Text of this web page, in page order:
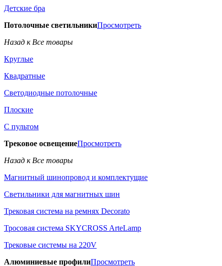
Детские бра
Потолочные светильникиПросмотреть
Назад к Все товары
Круглые
Квадратные
Светодиодные потолочные
Плоские
С пультом
Трековое освещениеПросмотреть
Назад к Все товары
Магнитный шинопровод и комплектущие
Светильники для магнитных шин
Трековая система на ремнях Decorato
Тросовая система SKYCROSS ArteLamp
Трековые системы на 220V
Алюминиевые профилиПросмотреть